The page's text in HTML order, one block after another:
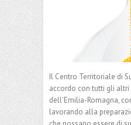
Il Centro Territoriale di
accordo con tutti gli altri
dell’Emilia-Romagna,
lavorando alla